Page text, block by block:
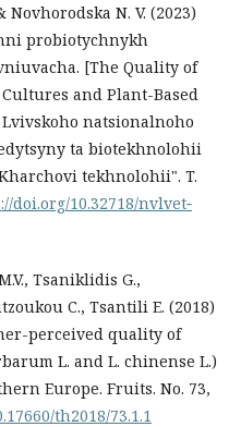
N. V. (2023)
probiotychnykh
[The Quality of
and Plant-Based
natsionalnoho
ta biotekhnolohii
tekhnolohii". T.
doi.org/10.32718/nvlvet‐
Tsaniklidis G.,
C., Tsantili E. (2018)
perceived quality of
L. and L. chinense L.)
Europe. Fruits. No. 73,
th2018/73.1.1